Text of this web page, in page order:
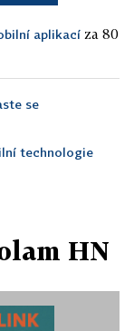
aplikací za 80
se
technologie
HN